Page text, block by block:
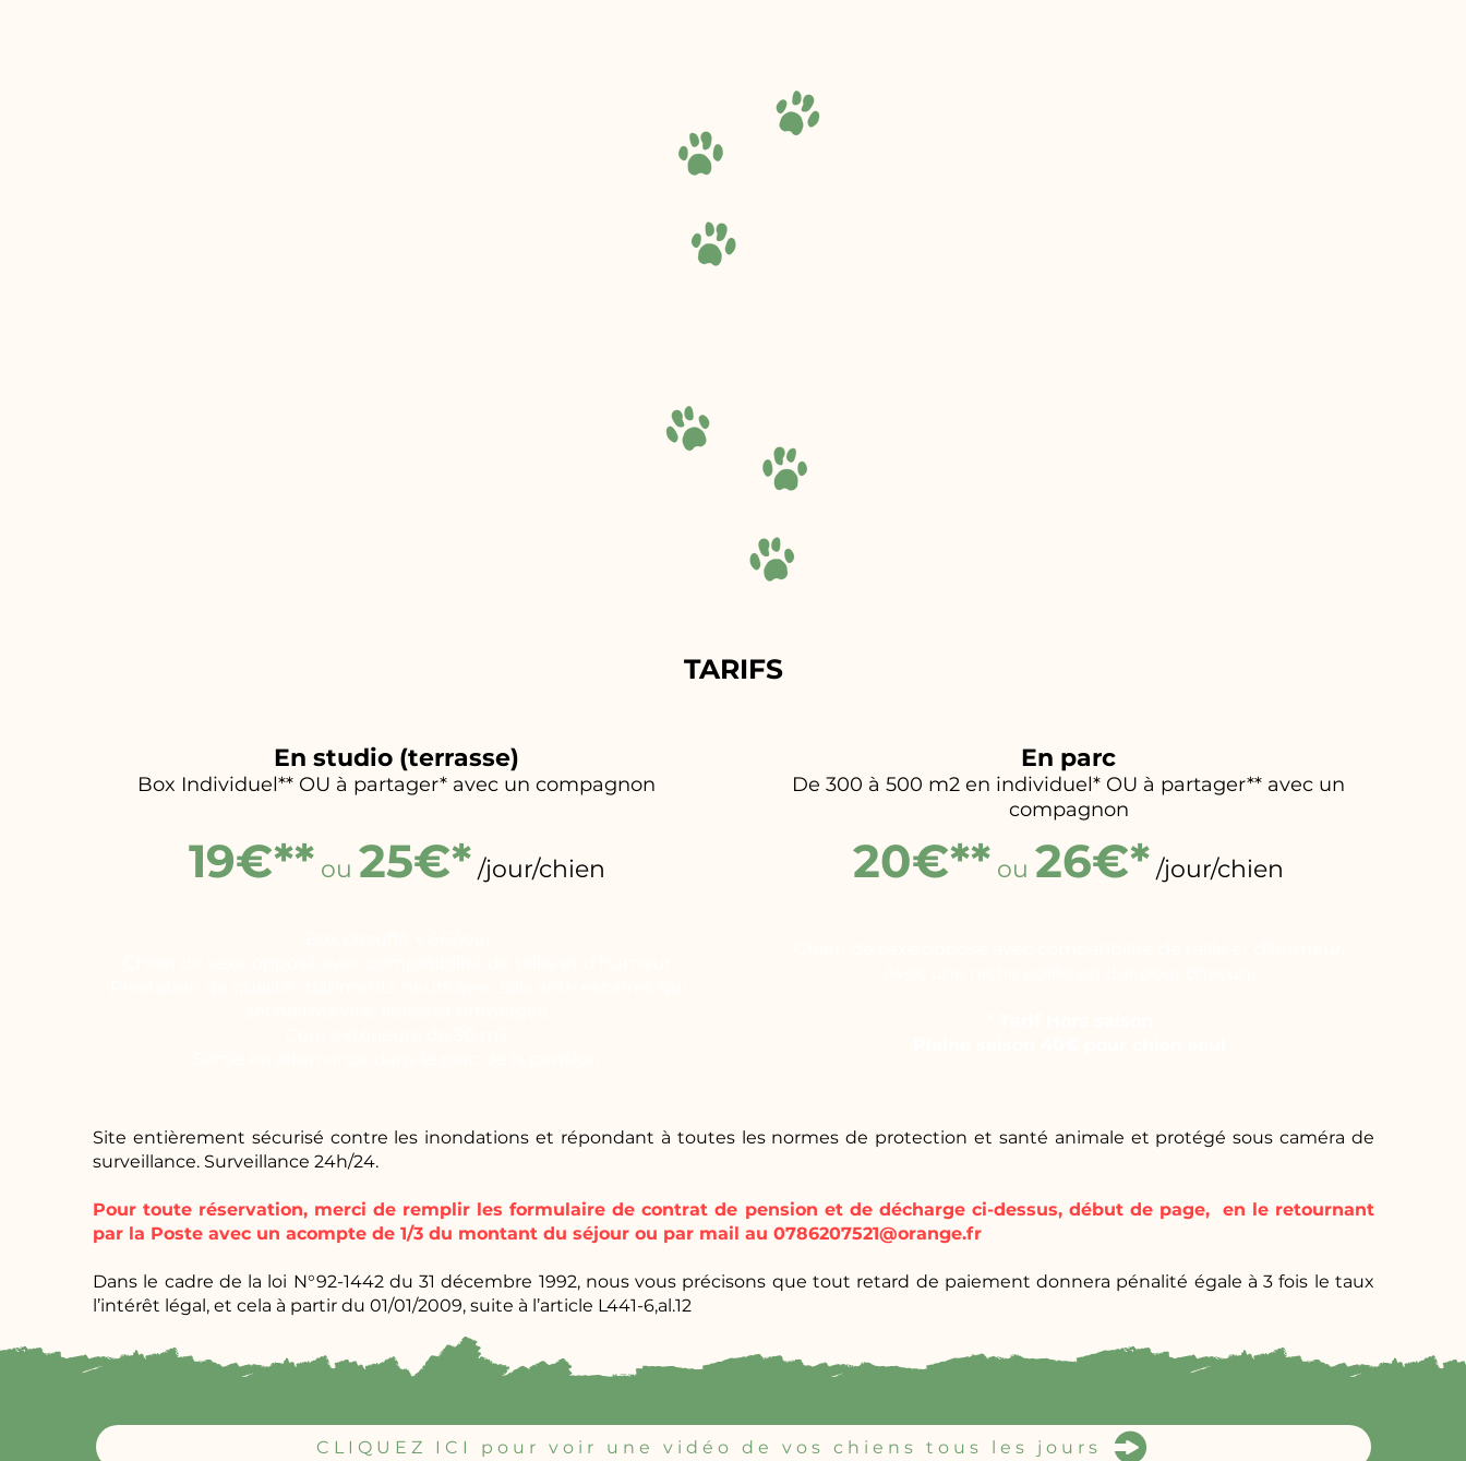
TARIFS
En studio (terrasse)
Box Individuel** OU à partager* avec un compagnon
19€** ou 25€* /jour/chien
En parc
De 300 à 500 m2 en individuel* OU à partager** avec un
compagnon
20€** ou 26€* /jour/chien
Site entièrement sécurisé contre les inondations et répondant à toutes les normes de protection et santé animale et protégé sous caméra de
surveillance. Surveillance 24h/24.
Pour toute réservation, merci de remplir les formulaire de contrat de pension et de décharge ci-dessus, début de page, en le retournant
par la Poste avec un acompte de 1/3 du montant du séjour ou par mail au 0786207521@orange.fr
Dans le cadre de la loi N°92-1442 du 31 décembre 1992, nous vous précisons que tout retard de paiement donnera pénalité égale à 3 fois le taux
l’intérêt légal, et cela à partir du 01/01/2009, suite à l’article L441-6,al.12
CLIQUEZ ICI pour voir une vidéo de vos chiens tous les jours